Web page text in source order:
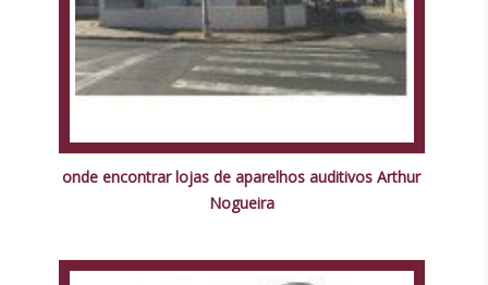
onde encontrar lojas de aparelhos auditivos Arthur
Nogueira